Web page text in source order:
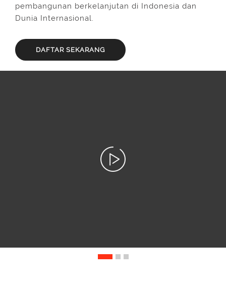
pembangunan berkelanjutan di Indonesia dan
Dunia Internasional.
DAFTAR SEKARANG